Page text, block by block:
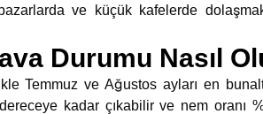
ve küçük kafelerde
Durumu Nasıl
Temmuz ve Ağustos ayları en
kadar çıkabilir ve nem oranı